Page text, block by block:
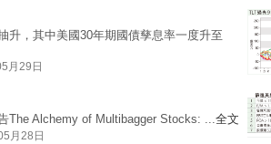
升，其中美國30年期國債孳息率一度升至
月29日
The Alchemy of Multibagger Stocks: ... 全文
月28日